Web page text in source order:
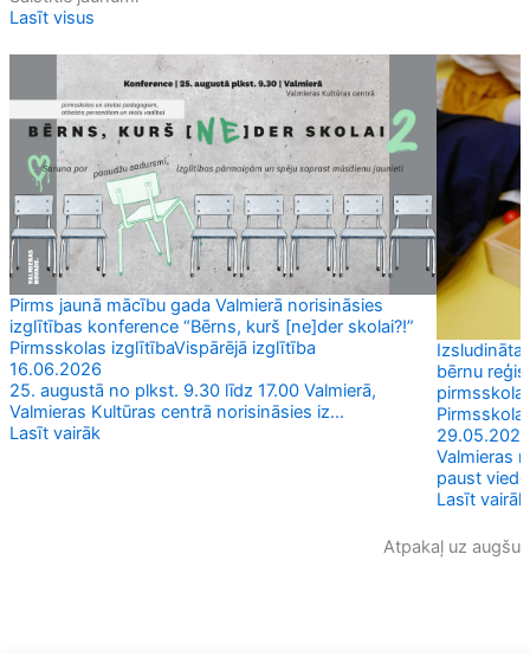
Lasīt visus
Pirms jaunā mācību gada Valmierā norisināsies
izglītības konference “Bērns, kurš [ne]der skolai?!”
Pirmsskolas izglītībaVispārējā izglītība
16.06.2026
25. augustā no plkst. 9.30 līdz 17.00 Valmierā,
Valmieras Kultūras centrā norisināsies iz...
Lasīt vairāk
Izsludināta
bērnu
29.05.2026
Valmieras
paust
Lasīt vairāk
Atpakaļ uz augšu